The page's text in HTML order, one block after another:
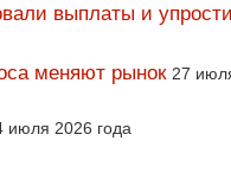
выплаты и
меняют рынок 27
июля 2026 года